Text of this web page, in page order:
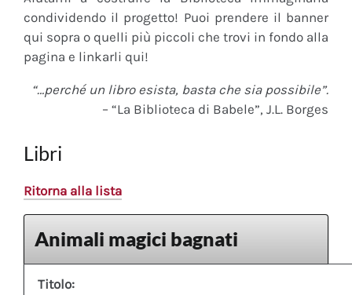
condividendo il progetto! Puoi prendere il banner
qui sopra o quelli più piccoli che trovi in fondo alla
pagina e linkarli qui!
“…perché un libro esista, basta che sia possibile”.
– “La Biblioteca di Babele”, J.L. Borges
Libri
Ritorna alla lista
Animali magici bagnati
Titolo: